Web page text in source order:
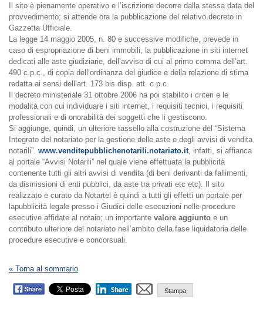
Il sito è pienamente operativo e l’iscrizione decorre dalla stessa data del
provvedimento; si attende ora la pubblicazione del relativo decreto in
Gazzetta Ufficiale.
La legge 14 maggio 2005, n. 80 e successive modifiche, prevede in
caso di espropriazione di beni immobili, la pubblicazione in siti internet
dedicati alle aste giudiziarie, dell’avviso di cui al primo comma dell’art.
490 c.p.c., di copia dell’ordinanza del giudice e della relazione di stima
redatta ai sensi dell’art. 173 bis disp. att. c.p.c.
Il decreto ministeriale 31 ottobre 2006 ha poi stabilito i criteri e le
modalità con cui individuare i siti internet, i requisiti tecnici, i requisiti
professionali e di onorabilità dei soggetti che li gestiscono.
Si aggiunge, quindi, un ulteriore tassello alla costruzione del “Sistema
Integrato del notariato per la gestione delle aste e degli avvisi di vendita
notarili”. www.venditepubblichenotarili.notariato.it , infatti, si affianca
al portale “Avvisi Notarili” nel quale viene effettuata la pubblicità
contenente tutti gli altri avvisi di vendita (di beni derivanti da fallimenti,
da dismissioni di enti pubblici, da aste tra privati etc etc). Il sito
realizzato e curato da Notartel è quindi a tutti gli effetti un portale per
lapubblicità legale presso i Giudici delle esecuzioni nelle procedure
esecutive affidate al notaio; un importante valore aggiunto e un
contributo ulteriore del notariato nell’ambito della fase liquidatoria delle
procedure esecutive e concorsuali.
« Torna al sommario
Stampa